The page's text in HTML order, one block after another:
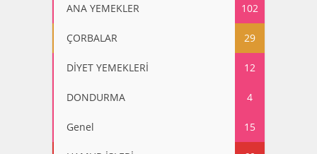
ANA YEMEKLER 102
ÇORBALAR 29
DİYET YEMEKLERİ 12
DONDURMA 4
Genel 15